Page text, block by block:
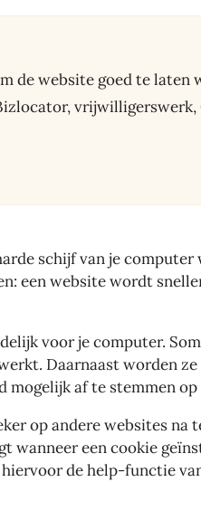
de website goed te laten
vrijwilligerswerk,
schijf van je computer
een website wordt
voor je computer.
Daarnaast worden
af te stemmen op
op andere websites na
wanneer een cookie
de help-functie